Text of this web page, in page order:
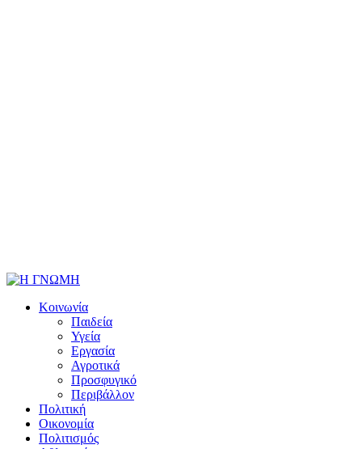
Κοινωνία
Παιδεία
Υγεία
Εργασία
Αγροτικά
Προσφυγικό
Περιβάλλον
Πολιτική
Οικονομία
Πολιτισμός